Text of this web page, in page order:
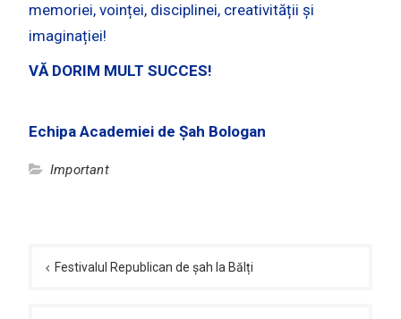
memoriei, voinței, disciplinei, creativității și
imaginației!
VĂ DORIM MULT SUCCES!
Echipa Academiei de Șah Bologan
Important
Festivalul Republican de șah la Bălți